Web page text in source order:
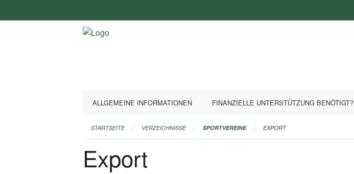
überspringen
ALLGEMEINE INFORMATIONEN FINANZIELLE UNTERSTÜTZUNG BENÖTIGT?
STARTSEITE VERZEICHNISSE SPORTVEREINE EXPORT
Export